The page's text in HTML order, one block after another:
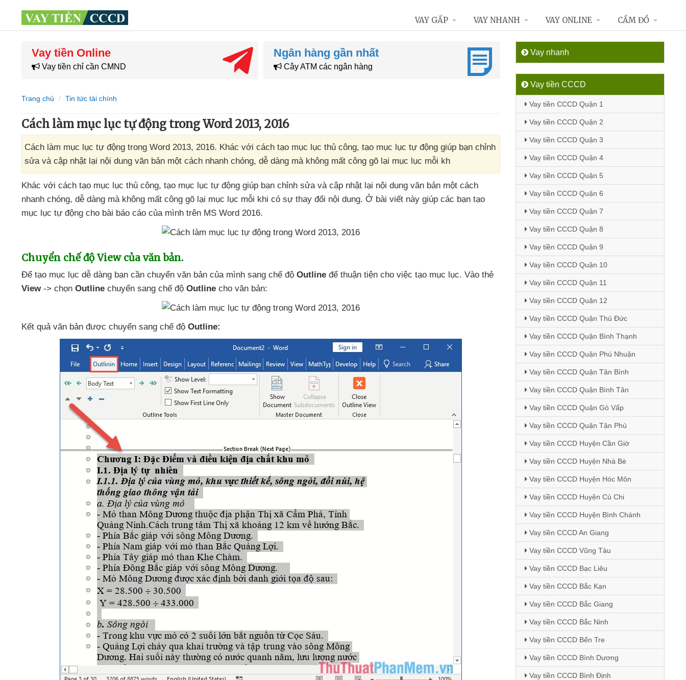
Vay tiền Online
Vay tiền chỉ cần CMND
Ngân hàng gần nhất
Cây ATM các ngân hàng
Trang chủ Tin tức tài chính
Cách làm mục lục tự động trong Word 2013, 2016
Cách làm mục lục tự động trong Word 2013, 2016. Khác với cách tạo mục lục thủ công, tạo mục lục tự động giúp bạn chỉnh
sửa và cập nhật lại nội dung văn bản một cách nhanh chóng, dễ dàng mà không mất công gõ lại mục lục mỗi kh
Khác với cách tạo mục lục thủ công, tạo mục lục tự động giúp bạn chỉnh sửa và cập nhật lại nội dung văn bản một cách
nhanh chóng, dễ dàng mà không mất công gõ lại mục lục mỗi khi có sự thay đổi nội dung. Ở bài viết này giúp các bạn tạo
mục lục tự động cho bài báo cáo của mình trên MS Word 2016.
Chuyển chế độ View của văn bản.
Để tạo mục lục dễ dàng bạn cần chuyển văn bản của mình sang chế độ Outline để thuận tiện cho việc tạo mục lục. Vào thẻ
View -> chọn Outline chuyển sang chế độ Outline cho văn bản:
Kết quả văn bản được chuyển sang chế độ Outline:
Vay nhanh
Vay tiền CCCD
Vay tiền CCCD Quận 1
Vay tiền CCCD Quận 2
Vay tiền CCCD Quận 3
Vay tiền CCCD Quận 4
Vay tiền CCCD Quận 5
Vay tiền CCCD Quận 6
Vay tiền CCCD Quận 7
Vay tiền CCCD Quận 8
Vay tiền CCCD Quận 9
Vay tiền CCCD Quận 10
Vay tiền CCCD Quận 11
Vay tiền CCCD Quận 12
Vay tiền CCCD Quận Thủ Đức
Vay tiền CCCD Quận Bình Thạnh
Vay tiền CCCD Quận Phú Nhuận
Vay tiền CCCD Quận Tân Bình
Vay tiền CCCD Quận Bình Tân
Vay tiền CCCD Quận Gò Vấp
Vay tiền CCCD Quận Tân Phú
Vay tiền CCCD Huyện Cần Giờ
Vay tiền CCCD Huyện Nhà Bè
Vay tiền CCCD Huyện Hóc Môn
Vay tiền CCCD Huyện Củ Chi
Vay tiền CCCD Huyện Bình Chánh
Vay tiền CCCD An Giang
Vay tiền CCCD Vũng Tàu
Vay tiền CCCD Bạc Liêu
Vay tiền CCCD Bắc Kạn
Vay tiền CCCD Bắc Giang
Vay tiền CCCD Bắc Ninh
Vay tiền CCCD Bến Tre
Vay tiền CCCD Bình Dương
Vay tiền CCCD Bình Định
VAY GẤP VAY NHANH VAY ONLINE CẦM ĐỒ